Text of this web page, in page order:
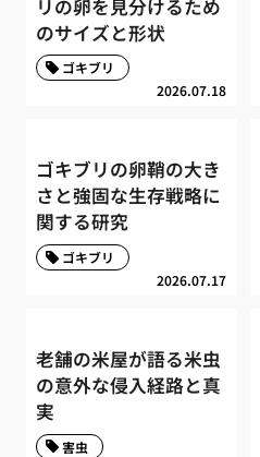
リの卵を見分けるため
のサイズと形状
2026.07.18
ゴキブリ
ゴキブリの卵鞘の大き
さと強固な生存戦略に
関する研究
2026.07.17
ゴキブリ
老舗の米屋が語る米虫
の意外な侵入経路と真
実
害虫